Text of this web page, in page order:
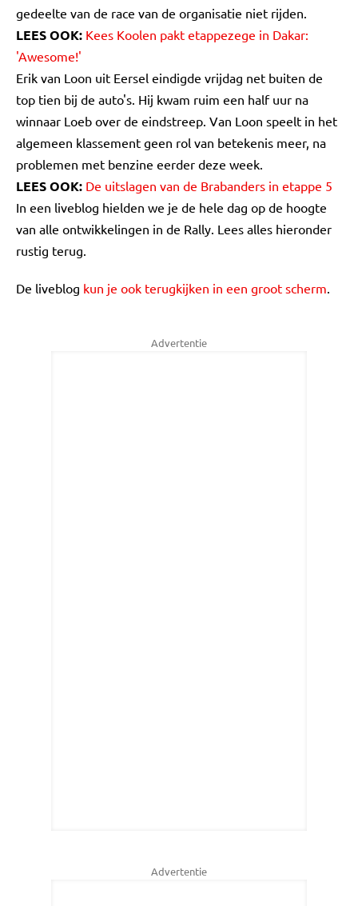
gedeelte van de race van de organisatie niet rijden.
LEES OOK: Kees Koolen pakt etappezege in Dakar:
'Awesome!'
Erik van Loon uit Eersel eindigde vrijdag net buiten de
top tien bij de auto's. Hij kwam ruim een half uur na
winnaar Loeb over de eindstreep. Van Loon speelt in het
algemeen klassement geen rol van betekenis meer, na
problemen met benzine eerder deze week.
LEES OOK: De uitslagen van de Brabanders in etappe 5
In een liveblog hielden we je de hele dag op de hoogte
van alle ontwikkelingen in de Rally. Lees alles hieronder
rustig terug.
De liveblog kun je ook terugkijken in een groot scherm.
Advertentie
Advertentie